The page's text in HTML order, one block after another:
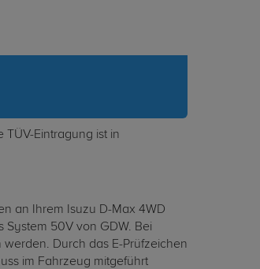
Eintragung ist in
an Ihrem Isuzu D-Max 4WD
50V von GDW. Bei
Durch das E-Prüfzeichen
im Fahrzeug mitgeführt